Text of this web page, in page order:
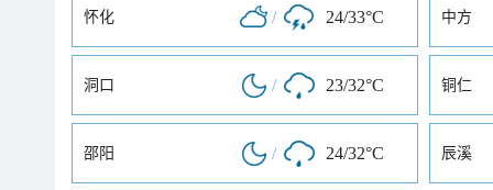
怀化 / 24/33°C 中方
洞口 / 23/32°C 铜仁
邵阳 / 24/32°C 辰溪